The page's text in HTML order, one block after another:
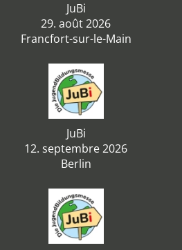
JuBi
29. août 2026
Francfort-sur-le-Main
JuBi
12. septembre 2026
Berlin